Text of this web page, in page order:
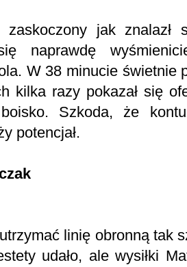
zaskoczony jak
naprawdę
W 38 minucie świetnie
kilka razy pokazał się
boisko. Szkoda, że
potencjał.
linię obronną tak
udało, ale wysiłki